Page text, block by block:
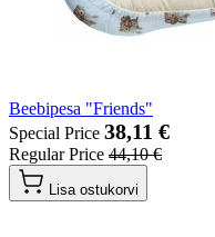
Beebipesa "Friends"
Special Price 38,11 €
Regular Price 44,10 €
Lisa ostukorvi